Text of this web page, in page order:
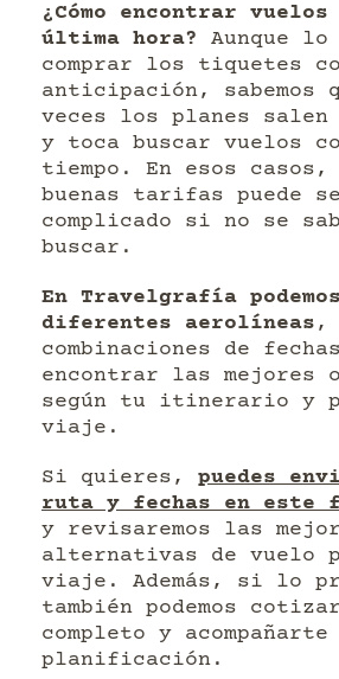
¿Cómo encontrar
última hora? Aunque
comprar los tiquetes
anticipación, sabemos
veces los planes salen
y toca buscar vuelos
tiempo. En esos casos,
buenas tarifas puede
complicado si no se
buscar.
En Travelgrafía
diferentes aerolíneas ,
combinaciones de
encontrar las mejores
según tu itinerario y
viaje.
Si quieres, puedes
ruta y fechas en este
y revisaremos las
alternativas de vuelo
viaje. Además, si lo
también podemos
completo y
planificación.